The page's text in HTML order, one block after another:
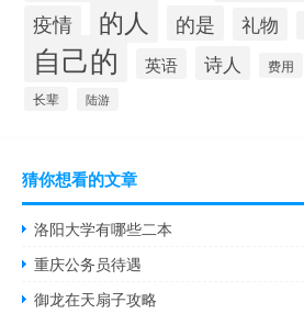
疫情 的人 的是 礼物
自己的 英语 诗人 费用
长辈 陆游
猜你想看的文章
洛阳大学有哪些二本
重庆公务员待遇
御龙在天扇子攻略